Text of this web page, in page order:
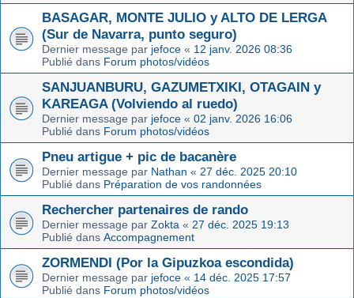
BASAGAR, MONTE JULIO y ALTO DE LERGA
(Sur de Navarra, punto seguro)
Dernier message par jefoce « 12 janv. 2026 08:36
Publié dans Forum photos/vidéos
SANJUANBURU, GAZUMETXIKI, OTAGAIN y
KAREAGA (Volviendo al ruedo)
Dernier message par jefoce « 02 janv. 2026 16:06
Publié dans Forum photos/vidéos
Pneu artigue + pic de bacanère
Dernier message par Nathan « 27 déc. 2025 20:10
Publié dans Préparation de vos randonnées
Rechercher partenaires de rando
Dernier message par Zokta « 27 déc. 2025 19:13
Publié dans Accompagnement
ZORMENDI (Por la Gipuzkoa escondida)
Dernier message par jefoce « 14 déc. 2025 17:57
Publié dans Forum photos/vidéos